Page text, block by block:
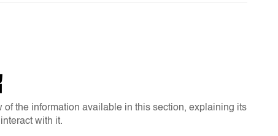
of the information available in this section, explaining its
with it.